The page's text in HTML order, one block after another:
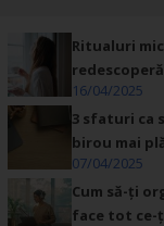
Ritualuri
16/04/2025
3 sfaturi ca
birou mai
07/04/2025
Cum să-ți
face tot ce-